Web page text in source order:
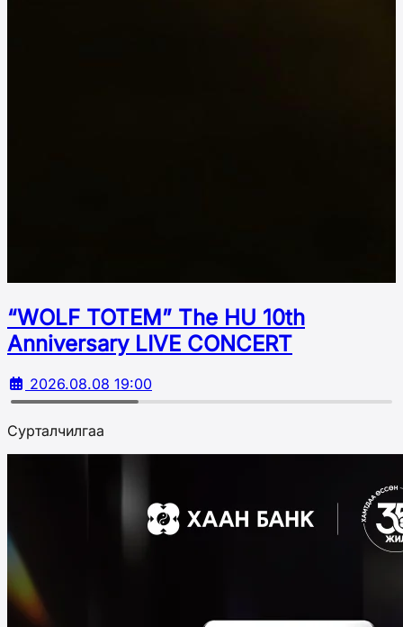
“WOLF TOTEM” The HU 10th
Аnniversary LIVE CONCERT
2026.08.08 19:00
Сурталчилгаа